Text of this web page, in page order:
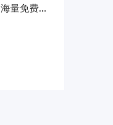
免费影视